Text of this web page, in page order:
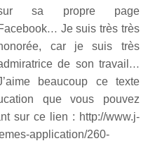
sa propre page
Je suis très très
car je suis très
de son travail…
beaucoup ce texte
que vous pouvez
sur ce lien : http://www.j-
application/260-